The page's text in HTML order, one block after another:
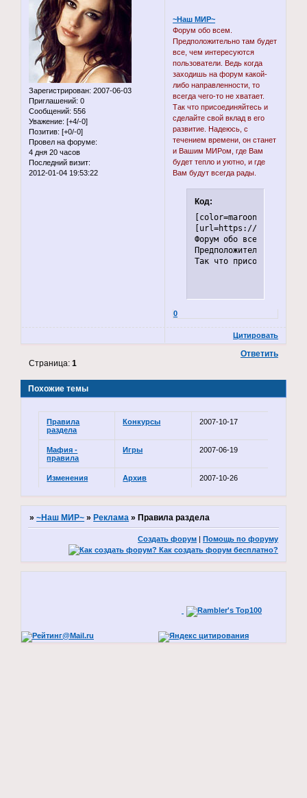
Зарегистрирован: 2007-06-03
Приглашений: 0
Сообщений: 556
Уважение: [+4/-0]
Позитив: [+0/-0]
Провел на форуме:
4 дня 20 часов
Последний визит:
2012-01-04 19:53:22
~Наш МИР~
Форум обо всем.
Предположительно там будет
все, чем интересуются
пользователи. Ведь когда
заходишь на форум какой-
либо направленности, то
всегда чего-то не хватает.
Так что присоединяйтесь и
сделайте свой вклад в его
развитие. Надеюсь, с
течением времени, он станет
и Вашим МИРом, где Вам
будет тепло и уютно, и где
Вам будут всегда рады.
Код:
[color=maroon]
[url=https://
Форум обо всем.
Предположительно там
Так что
0
Цитировать
Ответить
Страница:1
Похожие темы
Правила
раздела
Конкурсы 2007-10-17
Мафия -
правила
Игры 2007-06-19
Изменения Архив 2007-10-26
»~Наш МИР~ »Реклама »Правила раздела
Создать форум | Помощь по форуму